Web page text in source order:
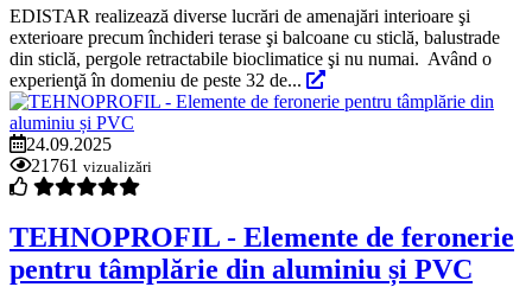
EDISTAR realizează diverse lucrări de amenajări interioare şi
exterioare precum închideri terase şi balcoane cu sticlă, balustrade
din sticlă, pergole retractabile bioclimatice şi nu numai. Având o
experienţă în domeniu de peste 32 de...
24.09.2025
21761 vizualizări
TEHNOPROFIL - Elemente de feronerie
pentru tâmplărie din aluminiu și PVC